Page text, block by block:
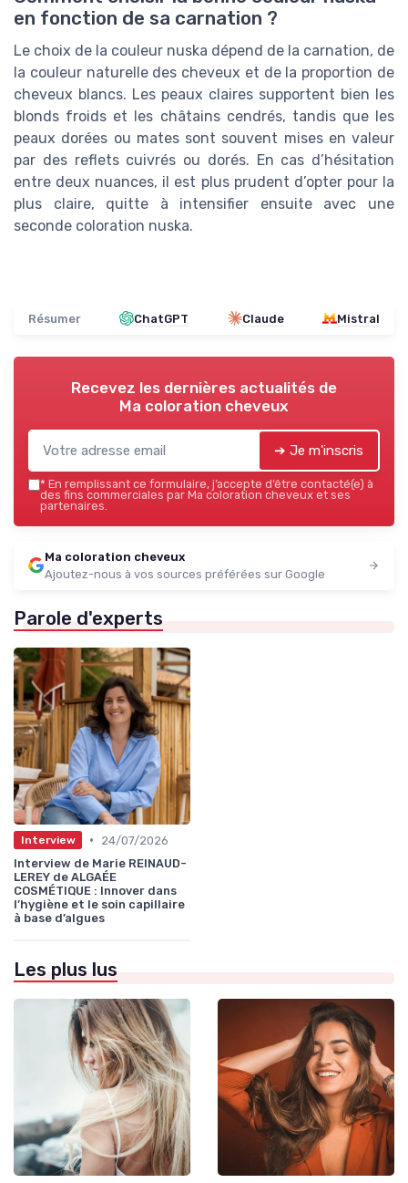
en fonction de sa carnation ?
Le choix de la couleur nuska dépend de la carnation, de
la couleur naturelle des cheveux et de la proportion de
cheveux blancs. Les peaux claires supportent bien les
blonds froids et les châtains cendrés, tandis que les
peaux dorées ou mates sont souvent mises en valeur
par des reflets cuivrés ou dorés. En cas d’hésitation
entre deux nuances, il est plus prudent d’opter pour la
plus claire, quitte à intensifier ensuite avec une
seconde coloration nuska.
Résumer ChatGPT Claude Mistral
Recevez les dernières actualités de
Ma coloration cheveux
➔ Je m'inscris
* En remplissant ce formulaire, j’accepte d’être contacté(e) à
des fins commerciales par Ma coloration cheveux et ses
partenaires.
Ma coloration cheveux
Ajoutez-nous à vos sources préférées sur Google
Parole d'experts
Interview •
24/07/2026
Interview de Marie REINAUD-
LEREY de ALGAÉE
COSMÉTIQUE : Innover dans
l’hygiène et le soin capillaire
à base d’algues
Les plus lus